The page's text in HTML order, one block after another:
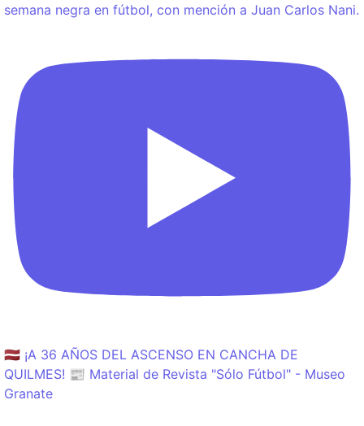
semana negra en fútbol, con mención a Juan Carlos Nani.
🇱🇻 ¡A 36 AÑOS DEL ASCENSO EN CANCHA DE
QUILMES! 📰 Material de Revista "Sólo Fútbol" - Museo
Granate